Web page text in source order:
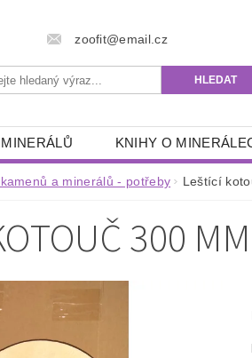
zoofit@email.cz
KNIHY O
RÝŽOVÁNÍ ZLATA A GRANÁTŮ
POTŘEBY AKVA -TERA
OSOBNÍ OCHRANNÉ
a minerálů - potřeby Leštící
300 MM